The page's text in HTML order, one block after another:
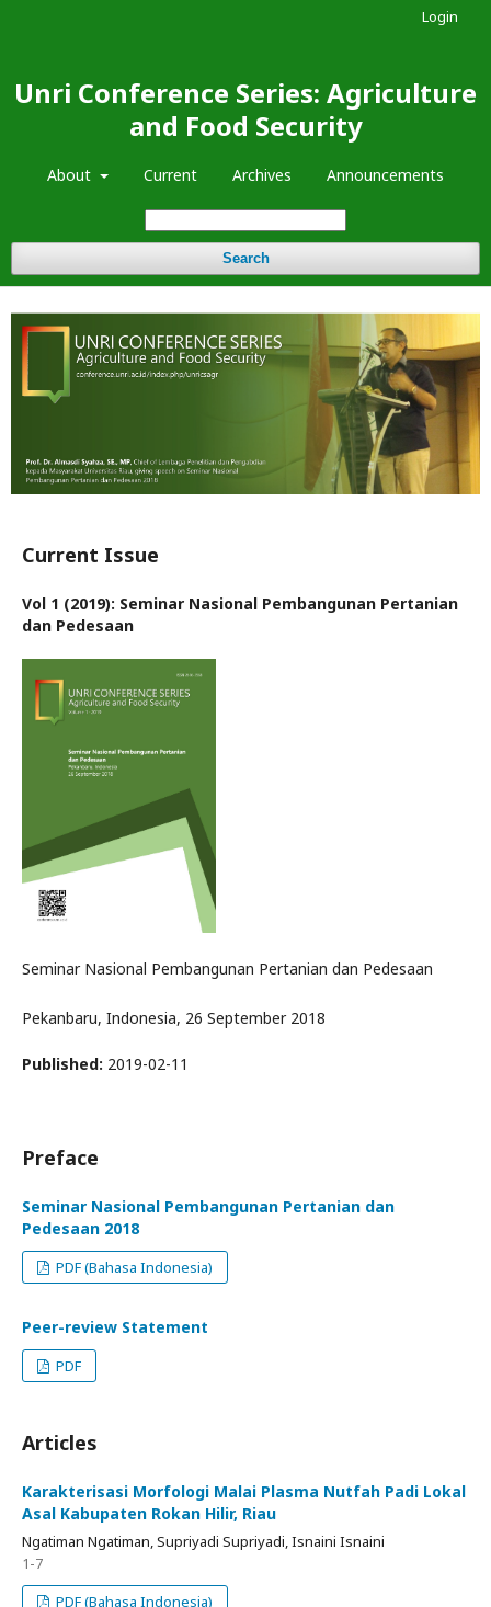
Unri Conference Series: Agriculture
and Food Security
About Current Archives Announcements
Search
Login
Current Issue
Vol 1 (2019): Seminar Nasional Pembangunan Pertanian
dan Pedesaan
Seminar Nasional Pembangunan Pertanian dan Pedesaan
Pekanbaru, Indonesia, 26 September 2018
Published: 2019-02-11
Preface
Seminar Nasional Pembangunan Pertanian dan
Pedesaan 2018
PDF (Bahasa Indonesia)
Peer-review Statement
PDF
Articles
Karakterisasi Morfologi Malai Plasma Nutfah Padi Lokal
Asal Kabupaten Rokan Hilir, Riau
Ngatiman Ngatiman, Supriyadi Supriyadi, Isnaini Isnaini
1-7
PDF (Bahasa Indonesia)